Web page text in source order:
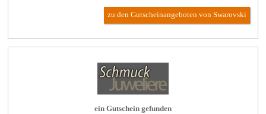
zu den Gutscheinangeboten von Swarovski
ein Gutschein gefunden